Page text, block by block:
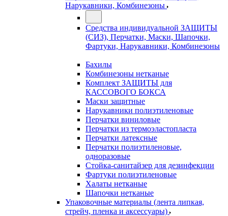
Нарукавники, Комбинезоны
Средства индивидуальной ЗАЩИТЫ
(СИЗ), Перчатки, Маски, Шапочки,
Фартуки, Нарукавники, Комбинезоны
Бахилы
Комбинезоны нетканые
Комплект ЗАЩИТЫ для
КАССОВОГО БОКСА
Маски защитные
Нарукавники полиэтиленовые
Перчатки виниловые
Перчатки из термоэластопласта
Перчатки латексные
Перчатки полиэтиленовые,
одноразовые
Стойка-санитайзер для дезинфекции
Фартуки полиэтиленовые
Халаты нетканые
Шапочки нетканые
Упаковочные материалы (лента липкая,
стрейч, пленка и аксессуары)